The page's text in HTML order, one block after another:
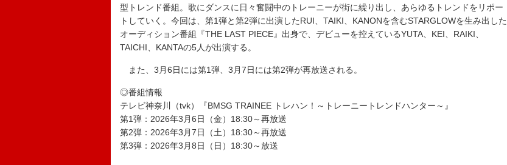
型トレンド番組。歌にダンスに日々奮闘中のトレーニーが街に繰り出し、あらゆるトレンドをリポー
トしていく。今回は、第1弾と第2弾に出演したRUI、TAIKI、KANONを含むSTARGLOWを生み出した
オーディション番組『THE LAST PIECE』出身で、デビューを控えているYUTA、KEI、RAIKI、
TAICHI、KANTAの5人が出演する。
また、3月6日には第1弾、3月7日には第2弾が再放送される。
◎番組情報
テレビ神奈川（tvk）『BMSG TRAINEE トレハン！～トレーニートレンドハンター～』
第1弾：2026年3月6日（金）18:30～再放送
第2弾：2026年3月7日（土）18:30～再放送
第3弾：2026年3月8日（日）18:30～放送